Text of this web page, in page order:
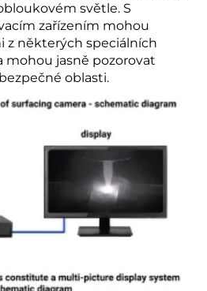
světle. S
zařízením mohou
z některých speciálních
mohou jasně pozorovat
oblasti.